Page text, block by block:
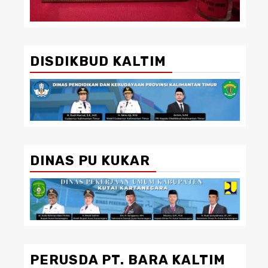
DISDIKBUD KALTIM
DINAS PU KUKAR
PERUSDA PT. BARA KALTIM